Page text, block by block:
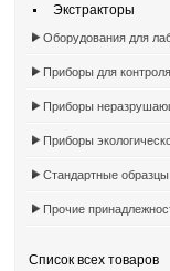
Экстракторы
Оборудования для
Приборы для
Приборы
Приборы
Стандартные образцы
Прочие
Список всех товаров